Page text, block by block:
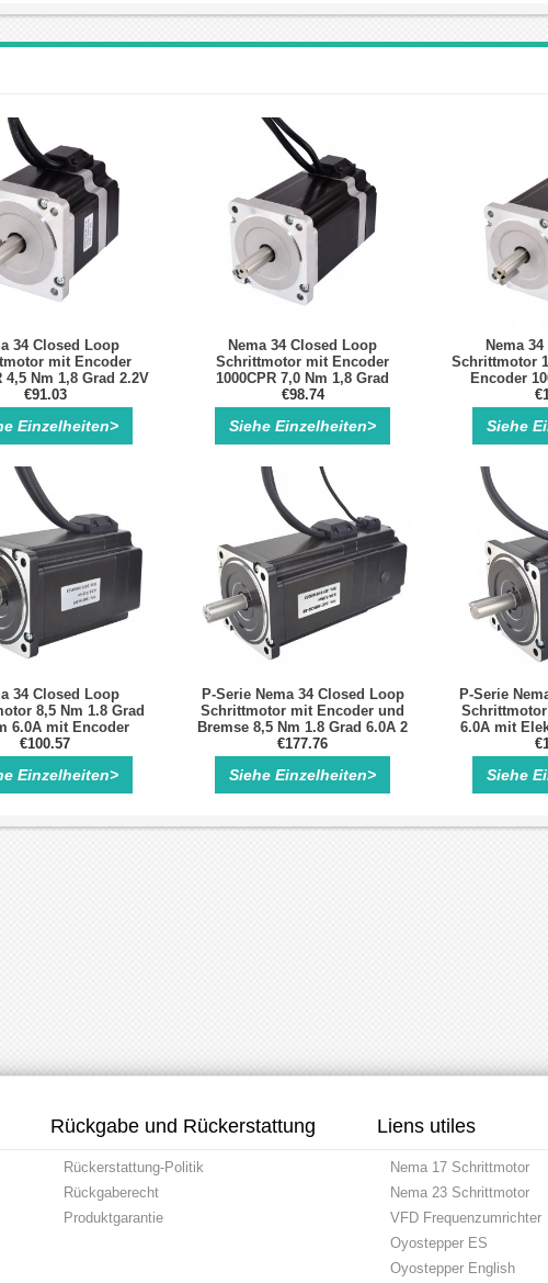
34 Closed Loop
mit Encoder
4,5 Nm 1,8 Grad 2.2V
Schrittmotor
€91.03
Einzelheiten>
Nema 34 Closed Loop
Schrittmotor mit Encoder
1000CPR 7,0 Nm 1,8 Grad
Bipolar Nema34 Geschlossener
Regelkreis
€98.74
Siehe Einzelheiten>
Nema
Schrittmotor
Encoder
Nema34
Siehe
34 Closed Loop
8,5 Nm 1.8 Grad
6.0A mit Encoder
2 Phasen
Regelkreis
€100.57
Einzelheiten>
P-Serie Nema 34 Closed Loop
Schrittmotor mit Encoder und
Bremse 8,5 Nm 1.8 Grad 6.0A 2
Phasen
€177.76
Siehe Einzelheiten>
P-Serie
Schrittmotor
6.0A mit
Siehe
Rückgabe und Rückerstattung
Rückerstattung-Politik
Rückgaberecht
Produktgarantie
Liens utiles
Nema 17 Schrittmotor
Nema 23 Schrittmotor
VFD Frequenzumrichter
Oyostepper ES
Oyostepper English